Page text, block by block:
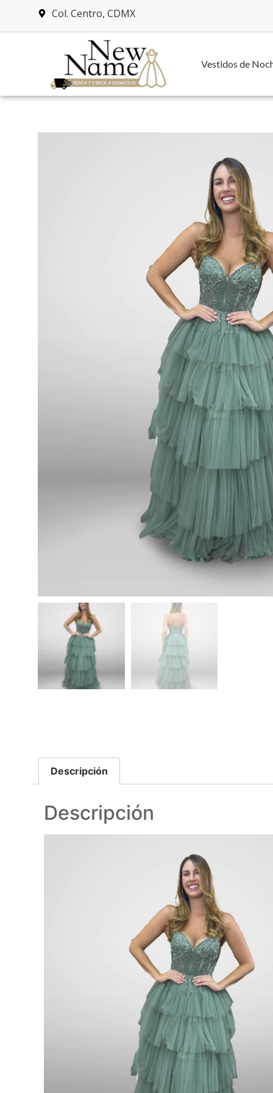
Col. Centro, CDMX
Vestidos de
Descripción
Descripción